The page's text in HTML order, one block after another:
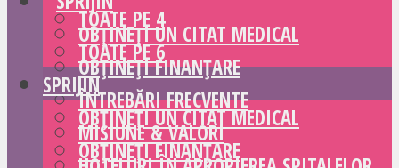
OBȚINEȚI UN CITAT MEDICAL
OBȚINEȚI FINANȚARE
ÎNTREBĂRI FRECVENTE
MISIUNE & VALORI
TOATE PE 4
TOATE PE 6
SPRIJIN
OBȚINEȚI UN CITAT MEDICAL
OBȚINEȚI FINANȚARE